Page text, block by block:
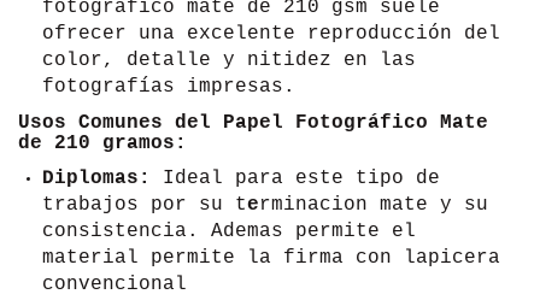
fotográfico mate de 210 gsm suele
ofrecer una excelente reproducción del
color, detalle y nitidez en las
fotografías impresas.
Usos Comunes del Papel Fotográfico Mate
de 210 gramos:
Diplomas:
Ideal para este tipo de
trabajos por su terminacion mate y su
consistencia. Ademas permite el
material permite la firma con lapicera
convencional